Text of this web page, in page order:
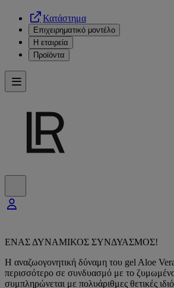
Κατάστημα
Επιχειρηματικό μοντέλο
Η εταιρεία
Προϊόντα
ΕΝΑΣ ΔΥΝΑΜΙΚΟΣ ΣΥΝΔΥΑΣΜΟΣ!
Η αναζωογονητική δύναμη του gel Aloe
περισσότερο σε συνδυασμό με το
συμπληρώνεται με πολυάριθμες θετικές